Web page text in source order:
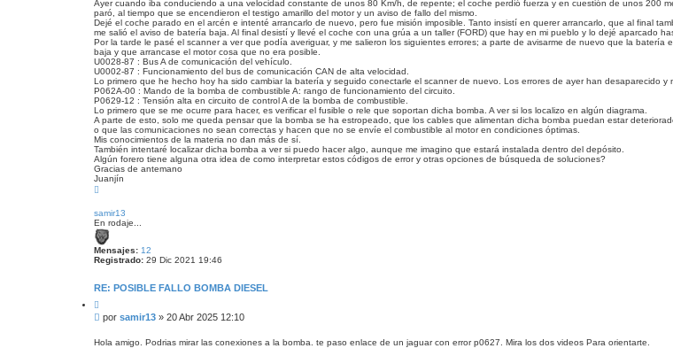
s
a
j
e
s
i
n
l
e
e
r
Ayer cuando iba conduciendo a una velocidad constante de unos 80 Km/h, de repente; el coche perdió fuerza y en cuestión de unos 200
paró, al tiempo que se encendieron el testigo amarillo del motor y un aviso de fallo del mismo.
Dejé el coche parado en el arcén e intenté arrancarlo de nuevo, pero fue misión imposible. Tanto insistí en querer arrancarlo, que al final
me salió el aviso de batería baja. Al final desistí y llevé el coche con una grúa a un taller (FORD) que hay en mi pueblo y lo dejé aparcado
Por la tarde le pasé el scanner a ver que podía averiguar, y me salieron los siguientes errores; a parte de avisarme de nuevo que la batería
baja y que arrancase el motor cosa que no era posible.
U0028-87 : Bus A de comunicación del vehículo.
U0002-87 : Funcionamiento del bus de comunicación CAN de alta velocidad.
Lo primero que he hecho hoy ha sido cambiar la batería y seguido conectarle el scanner de nuevo. Los errores de ayer han desaparecido y
P062A-00 : Mando de la bomba de combustible A: rango de funcionamiento del circuito.
P0629-12 : Tensión alta en circuito de control A de la bomba de combustible.
Lo primero que se me ocurre para hacer, es verificar el fusible o rele que soportan dicha bomba. A ver si los localizo en algún diagrama.
A parte de esto, solo me queda pensar que la bomba se ha estropeado, que los cables que alimentan dicha bomba puedan estar
o que las comunicaciones no sean correctas y hacen que no se envíe el combustible al motor en condiciones óptimas.
Mis conocimientos de la materia no dan más de sí.
También intentaré localizar dicha bomba a ver si puedo hacer algo, aunque me imagino que estará instalada dentro del depósito.
Algún forero tiene alguna otra idea de como interpretar estos códigos de error y otras opciones de búsqueda de soluciones?
Gracias de antemano
Juanjín
i
b
a
samir13
En rodaje...
Mensajes: 12
Registrado: 29 Dic 2021 19:46
RE: POSIBLE FALLO BOMBA DIESEL
i
t
r
M
n
por samir13 » 20 Abr 2025 12:10
Hola amigo. Podrias mirar las conexiones a la bomba. te paso enlace de un jaguar con error p0627. Mira los dos videos Para orientarte.